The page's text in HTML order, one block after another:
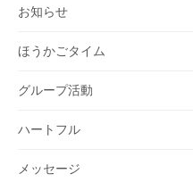
お知らせ
ほうかごタイム
グループ活動
ハートフル
メッセージ